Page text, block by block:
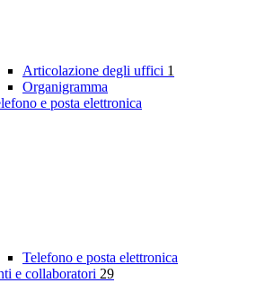
Articolazione degli uffici 1
Organigramma
e posta elettronica
Telefono e posta elettronica
e collaboratori 29